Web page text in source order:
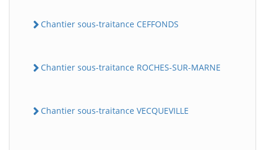
Chantier sous-traitance CEFFONDS
Chantier sous-traitance ROCHES-SUR-MARNE
Chantier sous-traitance VECQUEVILLE